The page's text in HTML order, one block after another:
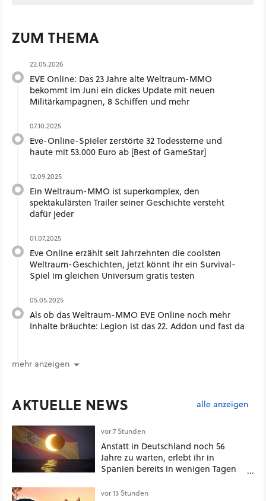
ZUM THEMA
22.05.2026
EVE Online: Das 23 Jahre alte Weltraum-MMO
bekommt im Juni ein dickes Update mit neuen
Militärkampagnen, 8 Schiffen und mehr
07.10.2025
Eve-Online-Spieler zerstörte 32 Todessterne und
haute mit 53.000 Euro ab [Best of GameStar]
12.09.2025
Ein Weltraum-MMO ist superkomplex, den
spektakulärsten Trailer seiner Geschichte versteht
dafür jeder
01.07.2025
Eve Online erzählt seit Jahrzehnten die coolsten
Weltraum-Geschichten, jetzt könnt ihr ein Survival-
Spiel im gleichen Universum gratis testen
05.05.2025
Als ob das Weltraum-MMO EVE Online noch mehr
Inhalte bräuchte: Legion ist das 22. Addon und fast da
mehr anzeigen
AKTUELLE NEWS alle anzeigen
vor 7 Stunden
Anstatt in Deutschland noch 56
Jahre zu warten, erlebt ihr in
Spanien bereits in wenigen Tagen
vor 13 Stunden